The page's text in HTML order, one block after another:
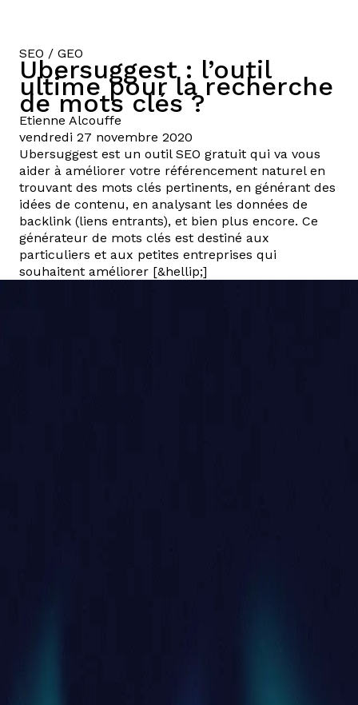
SEO / GEO
Ubersuggest : l’outil
ultime pour la recherche
de mots clés ?
Etienne Alcouffe
vendredi 27 novembre 2020
Ubersuggest est un outil SEO gratuit qui va vous
aider à améliorer votre référencement naturel en
trouvant des mots clés pertinents, en générant des
idées de contenu, en analysant les données de
backlink (liens entrants), et bien plus encore. Ce
générateur de mots clés est destiné aux
particuliers et aux petites entreprises qui
souhaitent améliorer [&hellip;]